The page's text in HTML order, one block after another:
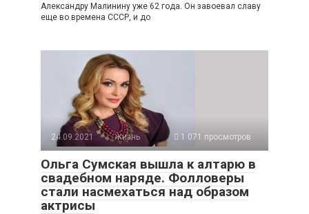
Александру Малинину уже 62 года. Он завоевал славу
еще во времена СССР, и до
24.09.2021 Жизнь 1 071 просмотров
Ольга Сумская вышла к алтарю в
свадебном наряде. Фолловеры
стали насмехаться над образом
актрисы